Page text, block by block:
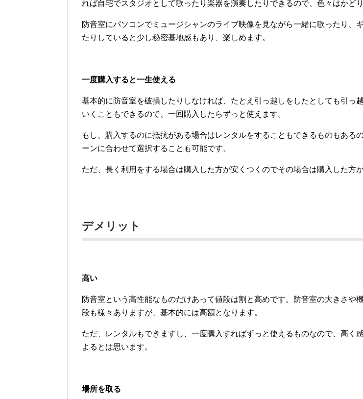
れば自宅でスタジオとして歌ったり楽器を演奏したりできるので、色々はかどり
防音室にパソコンでミュージシャンのライブ映像を見ながら一緒に歌ったり、
たりしていると少し秘密基地感もあり、楽しめます。
一度購入すると一生使える
基本的に防音室を破損したりしなければ、たとえ引っ越しをしたとしても引っ
いくこともできるので、一回購入したらずっと使えます。
もし、購入するのに抵抗がある場合はレンタルをすることもできるものもある
ーンに合わせて選択することも可能です。
ただ、長く利用をする場合は購入した方が安くつくのでその場合は購入した方が
デメリット
高い
防音室という高性能なものだけあって値段は割と高めです。防音室の大きさや
段も様々ありますが、基本的には高額となります。
ただ、レンタルもできますし、一度購入すればずっと使えるものなので、高く
よるとは思います。
場所を取る